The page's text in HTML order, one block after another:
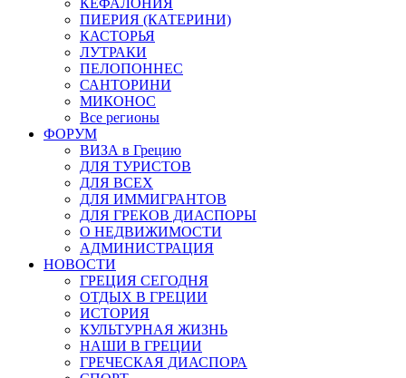
КЕФАЛОНИЯ
ПИЕРИЯ (КАТЕРИНИ)
КАСТОРЬЯ
ЛУТРАКИ
ПЕЛОПОННЕС
САНТОРИНИ
МИКОНОС
Все регионы
ФОРУМ
ВИЗА в Грецию
ДЛЯ ТУРИСТОВ
ДЛЯ ВСЕХ
ДЛЯ ИММИГРАНТОВ
ДЛЯ ГРЕКОВ ДИАСПОРЫ
О НЕДВИЖИМОСТИ
АДМИНИСТРАЦИЯ
НОВОСТИ
ГРЕЦИЯ СЕГОДНЯ
ОТДЫХ В ГРЕЦИИ
ИСТОРИЯ
КУЛЬТУРНАЯ ЖИЗНЬ
НАШИ В ГРЕЦИИ
ГРЕЧЕСКАЯ ДИАСПОРА